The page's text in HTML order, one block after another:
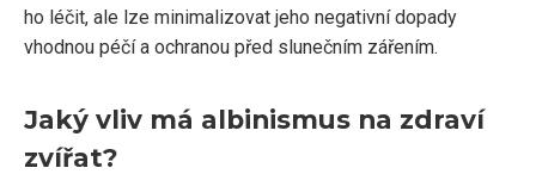
ho léčit, ale lze minimalizovat jeho negativní dopady
vhodnou péčí a ochranou před slunečním zářením.
Jaký vliv má albinismus na zdraví
zvířat?